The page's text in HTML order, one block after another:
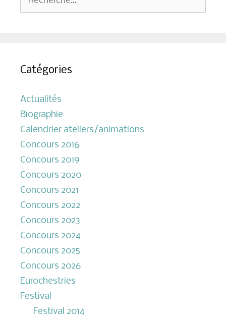
Catégories
Actualités
Biographie
Calendrier ateliers/animations
Concours 2016
Concours 2019
Concours 2020
Concours 2021
Concours 2022
Concours 2023
Concours 2024
Concours 2025
Concours 2026
Eurochestries
Festival
Festival 2014